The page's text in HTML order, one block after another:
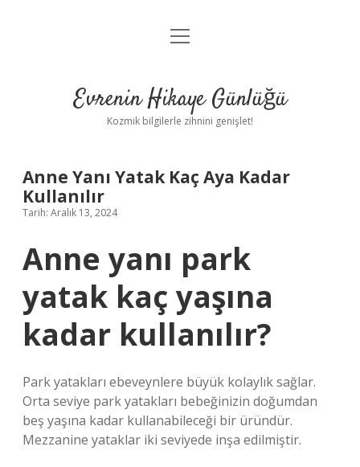
Anasayfa
Yasal Uyarı
menüyü
Evrenin Hikaye Günlüğü
Kozmik bilgilerle zihnini genişlet!
Anne Yanı Yatak Kaç Aya Kadar
Kullanılır
Tarih: Aralık 13, 2024
Anne yanı park
yatak kaç yaşına
kadar kullanılır?
Park yatakları ebeveynlere büyük kolaylık sağlar.
Orta seviye park yatakları bebeğinizin doğumdan
beş yaşına kadar kullanabileceği bir üründür.
Mezzanine yataklar iki seviyede inşa edilmiştir.